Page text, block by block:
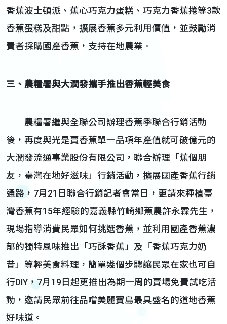
香蕉波士頓派、蕉心巧克力蛋糕、巧克力香蕉捲等3款
香蕉蛋糕及甜點，擴展香蕉多元利用價值，並鼓勵消
費者採購國產香蕉，支持在地農業。
三、農糧署與大潤發攜手推出香蕉輕美食
農糧署繼與全聯公司辦理香蕉季聯合行銷活動
後，再度與光是賣香蕉單一品項年產值就可破億元的
大潤發流通事業股份有限公司，聯合辦理「蕉個朋
友，臺灣在地好滋味」行銷活動，擴展國產香蕉行銷
通路，7月21日聯合行銷記者會當日，更請來種植臺
灣香蕉有15年經驗的嘉義縣竹崎鄉蕉農許永霖先生，
現場指導消費民眾如何挑選香蕉，並利用國產香蕉濃
郁的獨特風味推出「巧酥香蕉」及「香蕉巧克力奶
昔」等輕美食料理，簡單幾個步驟讓民眾在家也可自
行DIY，7月19日起更推出為期一周的賣場免費試吃活
動，邀請民眾前往品嚐美麗寶島最具盛名的道地香蕉
好味道。